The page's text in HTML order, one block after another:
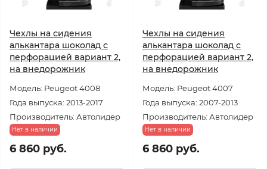
Чехлы на сидения
алькантара шоколад с
перфорацией вариант 2,
на внедорожник
Модель: Peugeot 4008
Года выпуска: 2013-2017
Производитель: Автолидер
Нет в наличии
6 860 руб.
Чехлы на сидения
алькантара шоколад с
перфорацией вариант 2,
на внедорожник
Модель: Peugeot 4007
Года выпуска: 2007-2013
Производитель: Автолидер
Нет в наличии
6 860 руб.